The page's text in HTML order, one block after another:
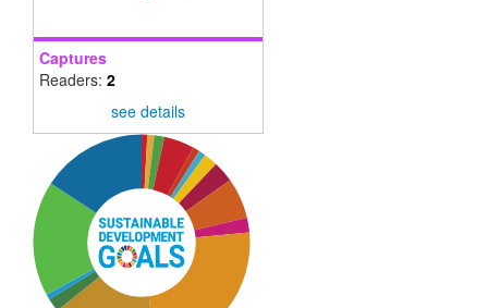
Captures
Readers: 2
see details